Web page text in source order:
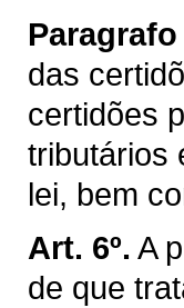
das
certidões
tributários
lei, bem
Art. 6º. A
de que